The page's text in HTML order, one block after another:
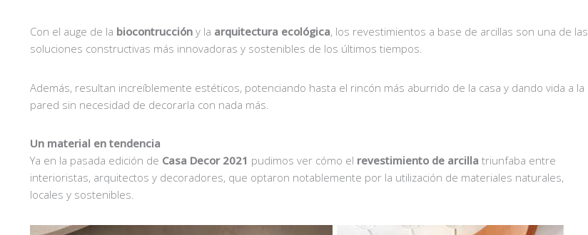
Con el auge de la biocontrucción y la arquitectura ecológica, los revestimientos a base de arcillas son una de las
soluciones constructivas más innovadoras y sostenibles de los últimos tiempos.
Además, resultan increíblemente estéticos, potenciando hasta el rincón más aburrido de la casa y dando vida a la
pared sin necesidad de decorarla con nada más.
Un material en tendencia
Ya en la pasada edición de Casa Decor 2021 pudimos ver cómo el revestimiento de arcilla triunfaba entre
interioristas, arquitectos y decoradores, que optaron notablemente por la utilización de materiales naturales,
locales y sostenibles.